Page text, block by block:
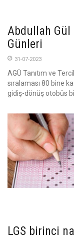
Abdullah Gül
Günleri
31-07-2023
AGÜ Tanıtım ve
sıralaması 80 bine
gidiş-dönüş otobüs
LGS birinci